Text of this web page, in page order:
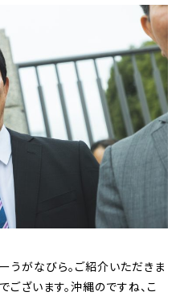
うがなびら。ご紹介いただきま
でございます。沖縄のですね、こ